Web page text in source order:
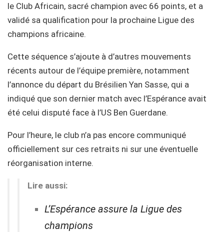
le Club Africain, sacré champion avec 66 points, et a
validé sa qualification pour la prochaine Ligue des
champions africaine.
Cette séquence s’ajoute à d’autres mouvements
récents autour de l’équipe première, notamment
l’annonce du départ du Brésilien Yan Sasse, qui a
indiqué que son dernier match avec l’Espérance avait
été celui disputé face à l’US Ben Guerdane.
Pour l’heure, le club n’a pas encore communiqué
officiellement sur ces retraits ni sur une éventuelle
réorganisation interne.
Lire aussi:
L’Espérance assure la Ligue des
champions